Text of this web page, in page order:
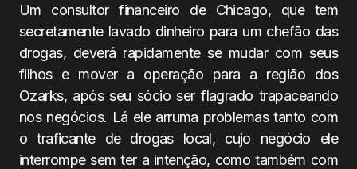
Um consultor financeiro de Chicago, que tem
secretamente lavado dinheiro para um chefão das
drogas, deverá rapidamente se mudar com seus
filhos e mover a operação para a região dos
Ozarks, após seu sócio ser flagrado trapaceando
nos negócios. Lá ele arruma problemas tanto com
o traficante de drogas local, cujo negócio ele
interrompe sem ter a intenção, como também com